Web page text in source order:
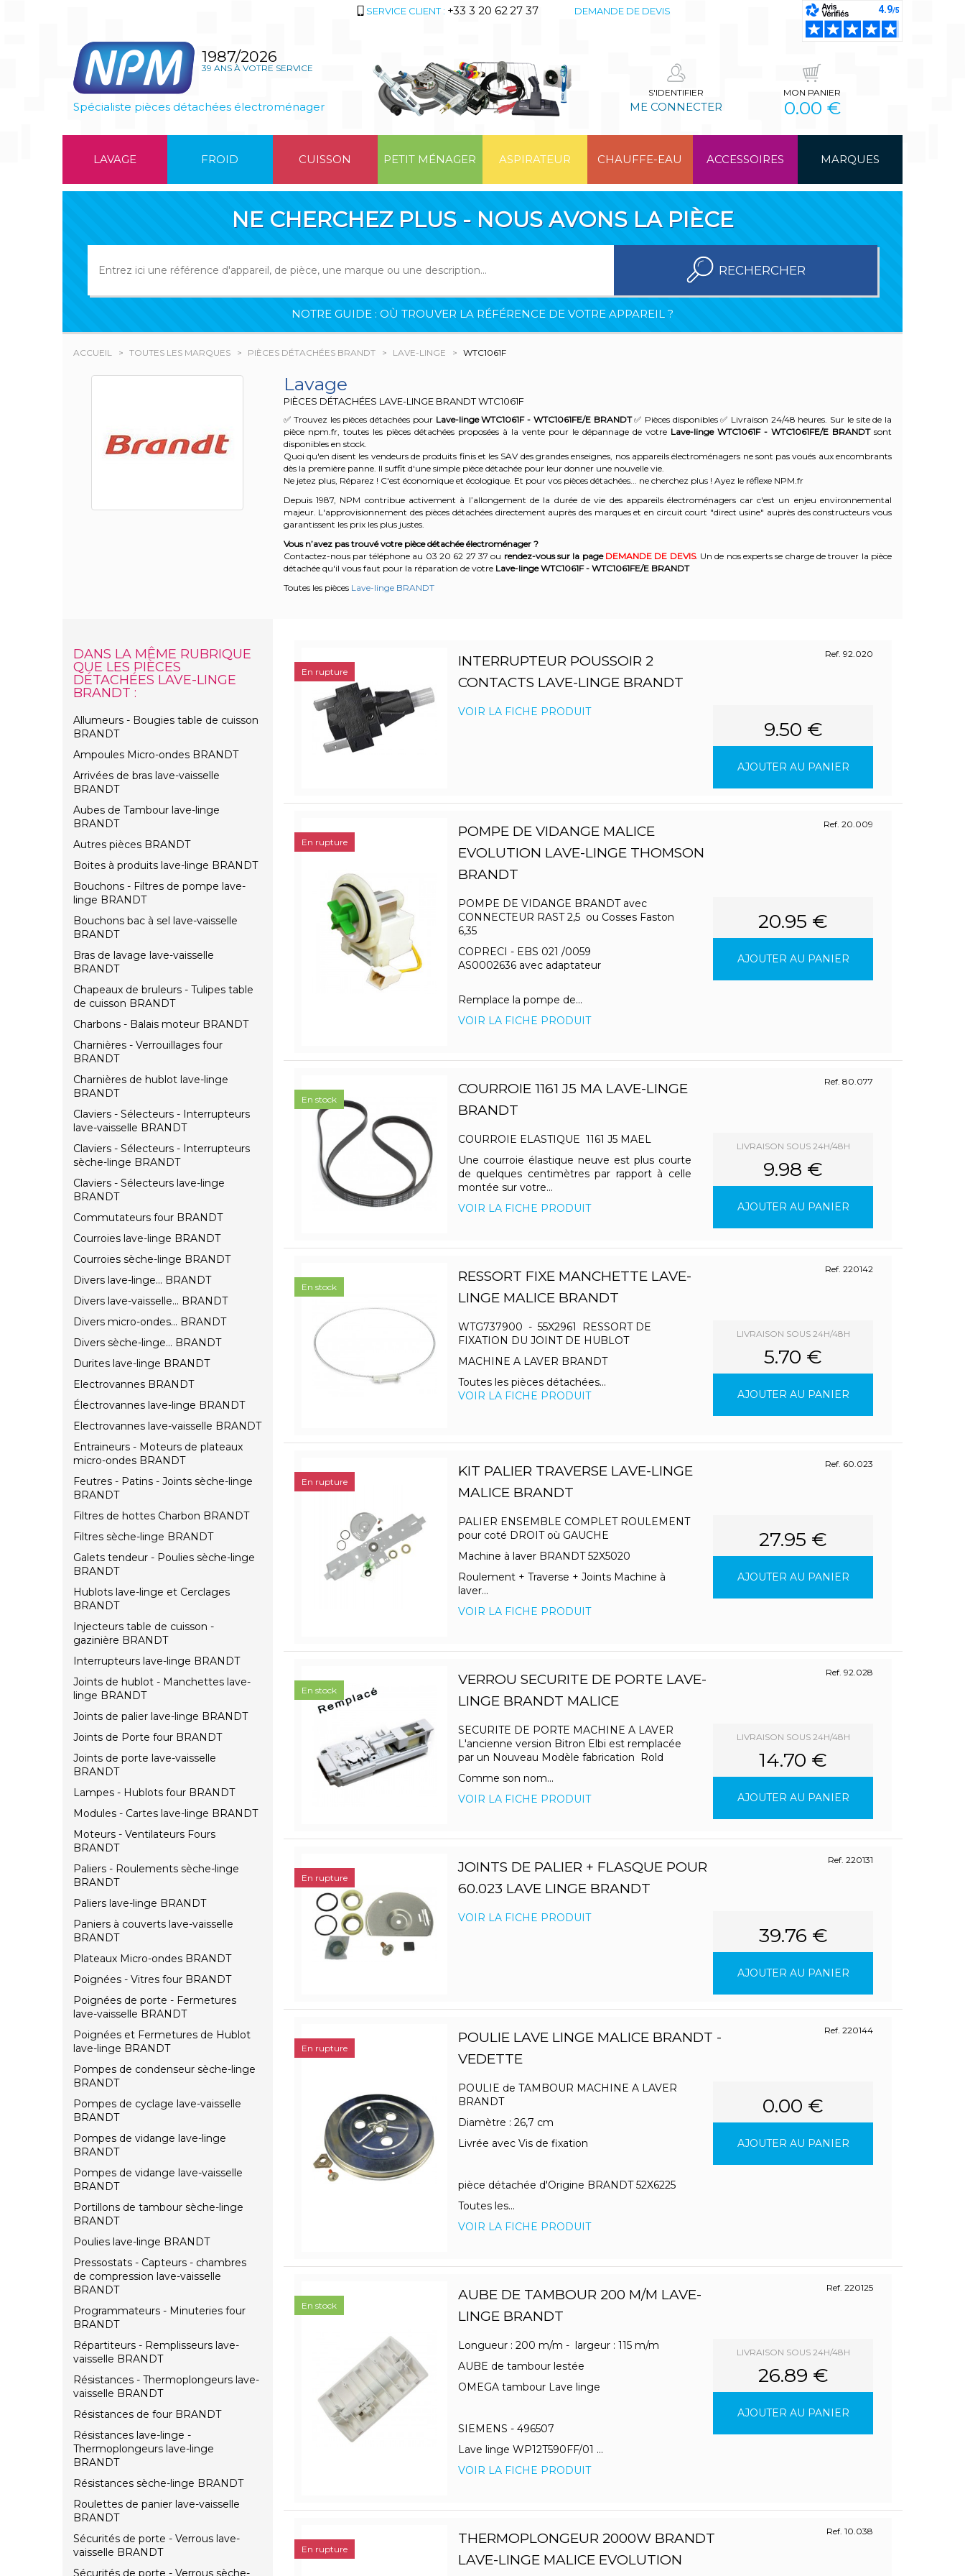
SERVICE CLIENT : +33 3 20 62 27 37 DEMANDE DE DEVIS
1987/2026
39 ANS À VOTRE SERVICE
Spécialiste pièces détachées électroménager
S'IDENTIFIER
ME CONNECTER
MON PANIER
0.00 €
LAVAGE FROID CUISSON PETIT MÉNAGER ASPIRATEUR CHAUFFE-EAU ACCESSOIRES MARQUES
NE CHERCHEZ PLUS - NOUS AVONS LA PIÈCE
RECHERCHER
NOTRE GUIDE : OÙ TROUVER LA RÉFÉRENCE DE VOTRE APPAREIL ?
ACCUEIL TOUTES LES MARQUES PIÈCES DÉTACHÉES BRANDT LAVE-LINGE WTC1061F
Lavage
PIÈCES DÉTACHÉES LAVE-LINGE BRANDTWTC1061F
✅ Trouvez les pièces détachées pour Lave-linge WTC1061F - WTC1061FE/E BRANDT✅ Pièces disponibles ✅ Livraison 24/48 heures. Sur le site de la
pièce npm.fr, toutes les pièces détachées proposées à la vente pour le dépannage de votre Lave-linge WTC1061F - WTC1061FE/E BRANDTsont
disponibles en stock.
Quoi qu'en disent les vendeurs de produits finis et les SAV des grandes enseignes, nos appareils électroménagers ne sont pas voués aux encombrants
dès la première panne. Il suffit d'une simple pièce détachée pour leur donner une nouvelle vie.
Ne jetez plus, Réparez ! C'est économique et écologique. Et pour vos pièces détachées... ne cherchez plus ! Ayez le réflexe NPM.fr
Depuis 1987, NPM contribue activement à l’allongement de la durée de vie des appareils électroménagers car c'est un enjeu environnemental
majeur. L'approvisionnement des pièces détachées directement auprès des marques et en circuit court "direct usine" auprès des constructeurs vous
garantissent les prix les plus justes.
Vous n’avez pas trouvé votre pièce détachée électroménager ?
Contactez-nous par téléphone au 03 20 62 27 37 ou rendez-vous sur la page DEMANDE DE DEVIS. Un de nos experts se charge de trouver la pièce
détachée qu'il vous faut pour la réparation de votre Lave-linge WTC1061F - WTC1061FE/E BRANDT
Toutes les pièces Lave-linge BRANDT
DANS LA MÊME RUBRIQUE
QUE LES PIÈCES
DÉTACHÉES LAVE-LINGE
BRANDT :
Allumeurs - Bougies table de cuisson
BRANDT
Ampoules Micro-ondes BRANDT
Arrivées de bras lave-vaisselle
BRANDT
Aubes de Tambour lave-linge
BRANDT
Autres pièces BRANDT
Boites à produits lave-linge BRANDT
Bouchons - Filtres de pompe lave-
linge BRANDT
Bouchons bac à sel lave-vaisselle
BRANDT
Bras de lavage lave-vaisselle
BRANDT
Chapeaux de bruleurs - Tulipes table
de cuisson BRANDT
Charbons - Balais moteur BRANDT
Charnières - Verrouillages four
BRANDT
Charnières de hublot lave-linge
BRANDT
Claviers - Sélecteurs - Interrupteurs
lave-vaisselle BRANDT
Claviers - Sélecteurs - Interrupteurs
sèche-linge BRANDT
Claviers - Sélecteurs lave-linge
BRANDT
Commutateurs four BRANDT
Courroies lave-linge BRANDT
Courroies sèche-linge BRANDT
Divers lave-linge... BRANDT
Divers lave-vaisselle... BRANDT
Divers micro-ondes... BRANDT
Divers sèche-linge... BRANDT
Durites lave-linge BRANDT
Electrovannes BRANDT
Électrovannes lave-linge BRANDT
Electrovannes lave-vaisselle BRANDT
Entraineurs - Moteurs de plateaux
micro-ondes BRANDT
Feutres - Patins - Joints sèche-linge
BRANDT
Filtres de hottes Charbon BRANDT
Filtres sèche-linge BRANDT
Galets tendeur - Poulies sèche-linge
BRANDT
Hublots lave-linge et Cerclages
BRANDT
Injecteurs table de cuisson -
gazinière BRANDT
Interrupteurs lave-linge BRANDT
Joints de hublot - Manchettes lave-
linge BRANDT
Joints de palier lave-linge BRANDT
Joints de Porte four BRANDT
Joints de porte lave-vaisselle
BRANDT
Lampes - Hublots four BRANDT
Modules - Cartes lave-linge BRANDT
Moteurs - Ventilateurs Fours
BRANDT
Paliers - Roulements sèche-linge
BRANDT
Paliers lave-linge BRANDT
Paniers à couverts lave-vaisselle
BRANDT
Plateaux Micro-ondes BRANDT
Poignées - Vitres four BRANDT
Poignées de porte - Fermetures
lave-vaisselle BRANDT
Poignées et Fermetures de Hublot
lave-linge BRANDT
Pompes de condenseur sèche-linge
BRANDT
Pompes de cyclage lave-vaisselle
BRANDT
Pompes de vidange lave-linge
BRANDT
Pompes de vidange lave-vaisselle
BRANDT
Portillons de tambour sèche-linge
BRANDT
Poulies lave-linge BRANDT
Pressostats - Capteurs - chambres
de compression lave-vaisselle
BRANDT
Programmateurs - Minuteries four
BRANDT
Répartiteurs - Remplisseurs lave-
vaisselle BRANDT
Résistances - Thermoplongeurs lave-
vaisselle BRANDT
Résistances de four BRANDT
Résistances lave-linge -
Thermoplongeurs lave-linge
BRANDT
Résistances sèche-linge BRANDT
Roulettes de panier lave-vaisselle
BRANDT
Sécurités de porte - Verrous lave-
vaisselle BRANDT
Sécurités de porte - Verrous sèche-
INTERRUPTEUR POUSSOIR 2
CONTACTS LAVE-LINGE BRANDT
Ref. 92.020
VOIR LA FICHE PRODUIT
9.50 €
AJOUTER AU PANIER
En rupture
POMPE DE VIDANGE MALICE
EVOLUTION LAVE-LINGE THOMSON
BRANDT
Ref. 20.009
POMPE DE VIDANGE BRANDT avec
CONNECTEUR RAST 2,5 ou Cosses Faston
6,35
COPRECI - EBS 021 /0059
AS0002636 avec adaptateur
Remplace la pompe de...
VOIR LA FICHE PRODUIT
20.95 €
AJOUTER AU PANIER
En rupture
COURROIE 1161 J5 MA LAVE-LINGE
BRANDT
Ref. 80.077
COURROIE ELASTIQUE 1161 J5 MAEL
Une courroie élastique neuve est plus courte
de quelques centimètres par rapport à celle
montée sur votre...
VOIR LA FICHE PRODUIT
LIVRAISON SOUS 24H/48H
9.98 €
AJOUTER AU PANIER
En stock
RESSORT FIXE MANCHETTE LAVE-
LINGE MALICE BRANDT
Ref. 220142
WTG737900 - 55X2961 RESSORT DE
FIXATION DU JOINT DE HUBLOT
MACHINE A LAVER BRANDT
Toutes les pièces détachées...
VOIR LA FICHE PRODUIT
LIVRAISON SOUS 24H/48H
5.70 €
AJOUTER AU PANIER
En stock
KIT PALIER TRAVERSE LAVE-LINGE
MALICE BRANDT
Ref. 60.023
PALIER ENSEMBLE COMPLET ROULEMENT
pour coté DROIT où GAUCHE
Machine à laver BRANDT 52X5020
Roulement + Traverse + Joints Machine à
laver...
VOIR LA FICHE PRODUIT
27.95 €
AJOUTER AU PANIER
En rupture
VERROU SECURITE DE PORTE LAVE-
LINGE BRANDT MALICE
Ref. 92.028
SECURITE DE PORTE MACHINE A LAVER
L'ancienne version Bitron Elbi est remplacée
par un Nouveau Modèle fabrication Rold
Comme son nom...
VOIR LA FICHE PRODUIT
LIVRAISON SOUS 24H/48H
14.70 €
AJOUTER AU PANIER
En stock
JOINTS DE PALIER + FLASQUE POUR
60.023 LAVE LINGE BRANDT
Ref. 220131
VOIR LA FICHE PRODUIT
39.76 €
AJOUTER AU PANIER
En rupture
POULIE LAVE LINGE MALICE BRANDT -
VEDETTE
Ref. 220144
POULIE de TAMBOUR MACHINE A LAVER
BRANDT
Diamètre : 26,7 cm
Livrée avec Vis de fixation
pièce détachée d'Origine BRANDT 52X6225
Toutes les...
VOIR LA FICHE PRODUIT
0.00 €
AJOUTER AU PANIER
En rupture
AUBE DE TAMBOUR 200 M/M LAVE-
LINGE BRANDT
Ref. 220125
Longueur : 200 m/m - largeur : 115 m/m
AUBE de tambour lestée
OMEGA tambour Lave linge
SIEMENS - 496507
Lave linge WP12T590FF/01 ...
VOIR LA FICHE PRODUIT
LIVRAISON SOUS 24H/48H
26.89 €
AJOUTER AU PANIER
En stock
THERMOPLONGEUR 2000W BRANDT
LAVE-LINGE MALICE EVOLUTION
Ref. 10.038
En rupture